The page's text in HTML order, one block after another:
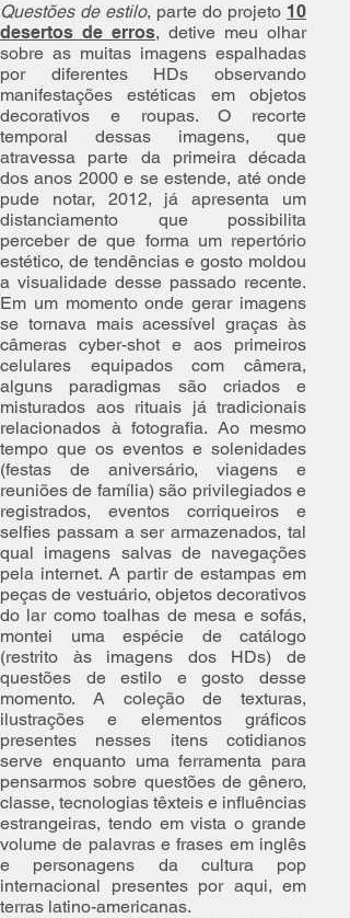
Questões de estilo, parte do projeto 10
desertos de erros, detive meu olhar
sobre as muitas imagens espalhadas
por diferentes HDs observando
manifestações estéticas em objetos
decorativos e roupas. O recorte
temporal dessas imagens, que
atravessa parte da primeira década
dos anos 2000 e se estende, até onde
pude notar, 2012, já apresenta um
distanciamento que possibilita
perceber de que forma um repertório
estético, de tendências e gosto moldou
a visualidade desse passado recente.
Em um momento onde gerar imagens
se tornava mais acessível graças às
câmeras cyber-shot e aos primeiros
celulares equipados com câmera,
alguns paradigmas são criados e
misturados aos rituais já tradicionais
relacionados à fotografia. Ao mesmo
tempo que os eventos e solenidades
(festas de aniversário, viagens e
reuniões de família) são privilegiados e
registrados, eventos corriqueiros e
selfies passam a ser armazenados, tal
qual imagens salvas de navegações
pela internet. A partir de estampas em
peças de vestuário, objetos decorativos
do lar como toalhas de mesa e sofás,
montei uma espécie de catálogo
(restrito às imagens dos HDs) de
questões de estilo e gosto desse
momento. A coleção de texturas,
ilustrações e elementos gráficos
presentes nesses itens cotidianos
serve enquanto uma ferramenta para
pensarmos sobre questões de gênero,
classe, tecnologias têxteis e influências
estrangeiras, tendo em vista o grande
volume de palavras e frases em inglês
e personagens da cultura pop
internacional presentes por aqui, em
terras latino-americanas.